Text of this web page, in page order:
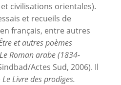
civilisations orientales).
et recueils de
français, entre autres
et autres poèmes
Le Roman arabe (1834-
Actes Sud, 2006). Il
Le Livre des prodiges.